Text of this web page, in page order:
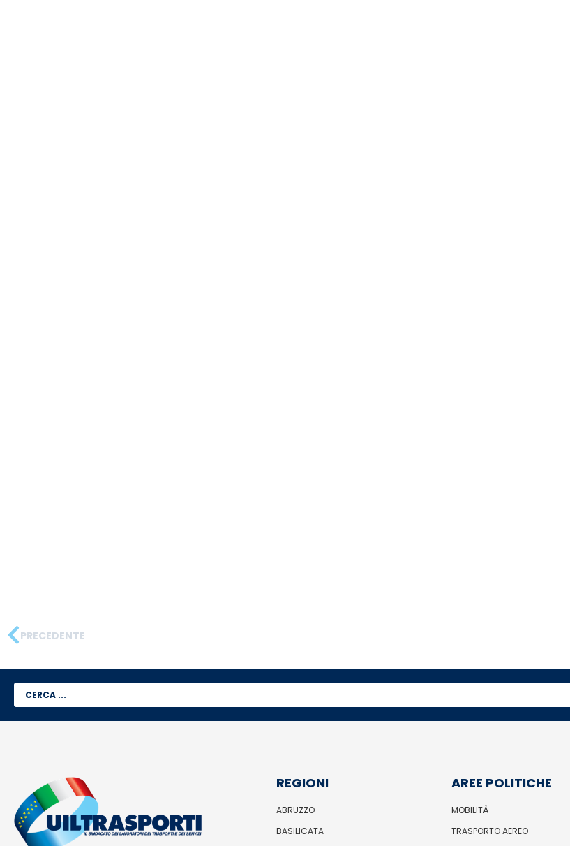
PRECEDENTE
REGIONI
ABRUZZO
BASILICATA
AREE POLITICHE
MOBILITÀ
TRASPORTO AEREO